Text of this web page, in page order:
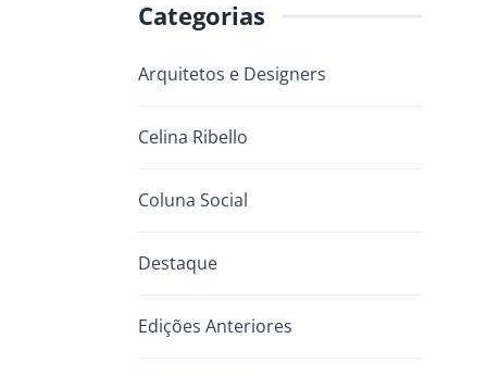
Categorias
Arquitetos e Designers
Celina Ribello
Coluna Social
Destaque
Edições Anteriores